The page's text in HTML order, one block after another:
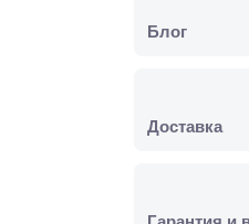
Блог
Доставка